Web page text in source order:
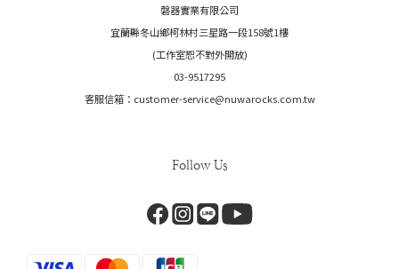
磐器實業有限公司
宜蘭縣冬山鄉柯林村三星路一段158號1樓
(工作室恕不對外開放)
03-9517295
客服信箱：customer-service@nuwarocks.com.tw
Follow Us